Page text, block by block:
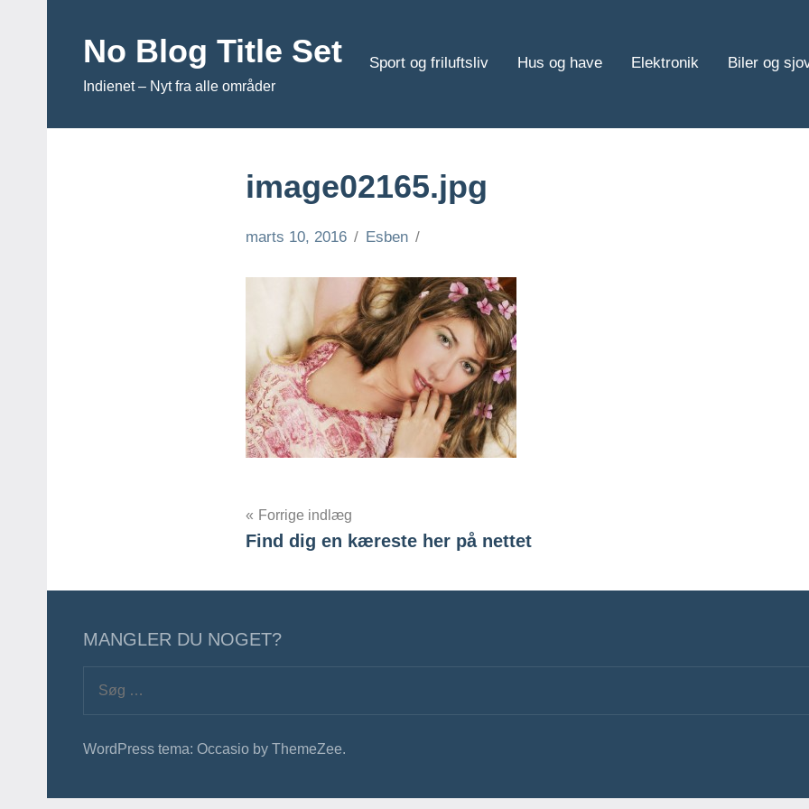
indholdNo Blog Title Set
Indienet – Nyt fra alle områder
Sport og friluftsliv Hus og have Elektronik Biler og
image02165.jpg
marts 10, 2016 Esben
Indlægsnavigation
Forrige indlæg
Find dig en kæreste her på nettet
MANGLER DU NOGET?
WordPress tema: Occasio by ThemeZee.